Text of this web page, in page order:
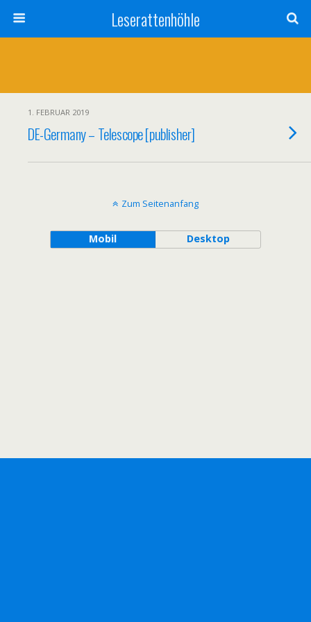
Leserattenhöhle
1. FEBRUAR 2019
DE-Germany – Telescope [publisher]
Zum Seitenanfang
Mobil Desktop